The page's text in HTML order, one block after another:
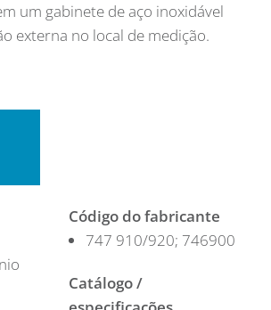
um gabinete de aço inoxidável
externa no local de medição.
Código do fabricante
747 910/920; 746900
Catálogo /